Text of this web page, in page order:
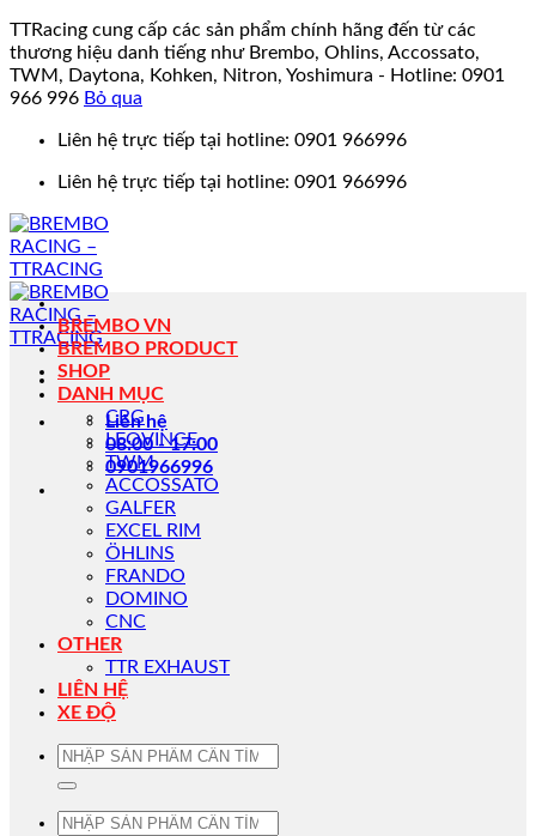
TTRacing cung cấp các sản phẩm chính hãng đến từ các
thương hiệu danh tiếng như Brembo, Ohlins, Accossato,
TWM, Daytona, Kohken, Nitron, Yoshimura - Hotline: 0901
966 996 Bỏ qua
Liên hệ trực tiếp tại hotline: 0901 966996
Liên hệ trực tiếp tại hotline: 0901 966996
Liên hệ
08:00 - 17:00
0901966996
BREMBO VN
BREMBO PRODUCT
SHOP
DANH MỤC
CRG
LEOVINCE
TWM
ACCOSSATO
GALFER
EXCEL RIM
ÖHLINS
FRANDO
DOMINO
CNC
OTHER
TTR EXHAUST
LIÊN HỆ
XE ĐỘ
Tìm
Tìm